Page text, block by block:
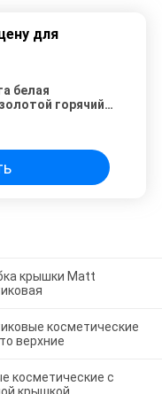
для
белая
горячий
крышки Matt
косметические
верхние
косметические с
крышкой